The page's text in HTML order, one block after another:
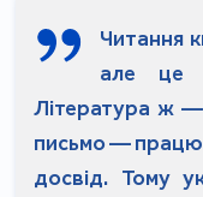
Читання
але це
Література ж —
письмо —
досвід. Тому